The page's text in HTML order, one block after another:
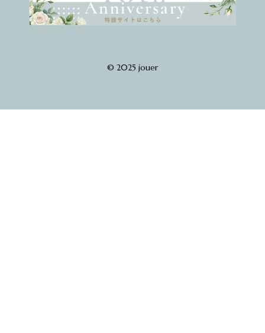
© 2025 jouer